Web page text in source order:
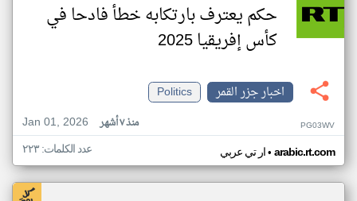
حكم يعترف بارتكابه خطأ فادحا في
كأس إفريقيا 2025
اخبار جزر القمر
Politics
Jan 01, 2026
منذ ٧ أشهر PG03WV
ار تي عربي• arabic.rt.com عدد الكلمات: ٢٢٣